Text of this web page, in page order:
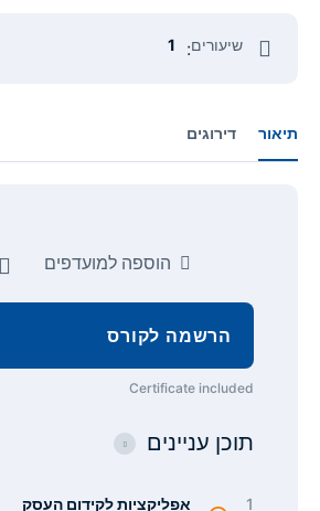
שיעורים:
1
תיאור דירוגים
הוספה למועדפים
הרשמה לקורס
Certificate included
תוכן עניינים
1 אפליקציות לקידום העסק